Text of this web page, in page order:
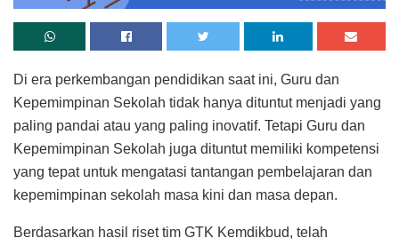
Di era perkembangan pendidikan saat ini, Guru dan
Kepemimpinan Sekolah tidak hanya dituntut menjadi yang
paling pandai atau yang paling inovatif. Tetapi Guru dan
Kepemimpinan Sekolah juga dituntut memiliki kompetensi
yang tepat untuk mengatasi tantangan pembelajaran dan
kepemimpinan sekolah masa kini dan masa depan.
Berdasarkan hasil riset tim GTK Kemdikbud, telah